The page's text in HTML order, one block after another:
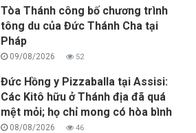
Tòa Thánh công bố chương trình
tông du của Đức Thánh Cha tại
Pháp
09/08/2026 52
Đức Hồng y Pizzaballa tại Assisi:
Các Kitô hữu ở Thánh địa đã quá
mệt mỏi; họ chỉ mong có hòa bình
08/08/2026 46